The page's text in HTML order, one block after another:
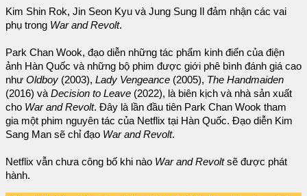
Kim Shin Rok, Jin Seon Kyu và Jung Sung Il đảm nhận các vai
phụ trong War and Revolt.
Park Chan Wook, đạo diễn những tác phẩm kinh điển của điện
ảnh Hàn Quốc và những bộ phim được giới phê bình đánh giá cao
như Oldboy (2003), Lady Vengeance (2005), The Handmaiden
(2016) vàDecision to Leave (2022), là biên kịch và nhà sản xuất
cho War and Revolt. Đây là lần đầu tiên Park Chan Wook tham
gia một phim nguyên tác của Netflix tại Hàn Quốc. Đạo diễn Kim
Sang Man sẽ chỉ đạo War and Revolt.
Netflix vẫn chưa công bố khi nào War and Revoltsẽ được phát
hành.